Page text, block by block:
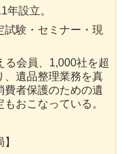
年設立。
験・セミナー・現
る会員、1,000社を超
、遺品整理業務を真
費者保護のための遺
おこなっている。